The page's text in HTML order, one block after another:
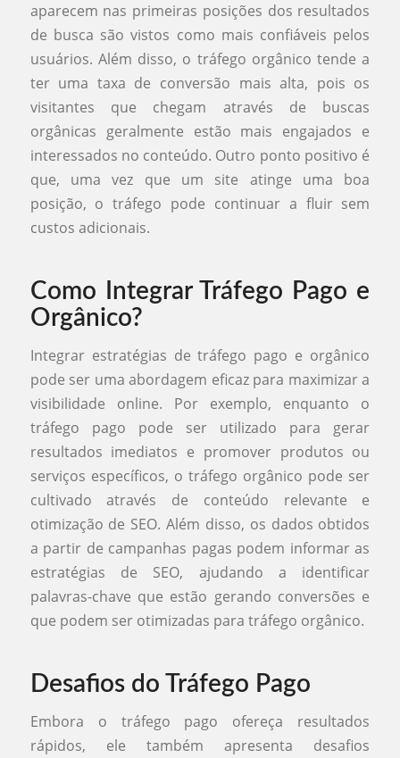
aparecem nas primeiras posições dos resultados
de busca são vistos como mais confiáveis pelos
usuários. Além disso, o tráfego orgânico tende a
ter uma taxa de conversão mais alta, pois os
visitantes que chegam através de buscas
orgânicas geralmente estão mais engajados e
interessados no conteúdo. Outro ponto positivo é
que, uma vez que um site atinge uma boa
posição, o tráfego pode continuar a fluir sem
custos adicionais.
Como Integrar Tráfego Pago e
Orgânico?
Integrar estratégias de tráfego pago e orgânico
pode ser uma abordagem eficaz para maximizar a
visibilidade online. Por exemplo, enquanto o
tráfego pago pode ser utilizado para gerar
resultados imediatos e promover produtos ou
serviços específicos, o tráfego orgânico pode ser
cultivado através de conteúdo relevante e
otimização de SEO. Além disso, os dados obtidos
a partir de campanhas pagas podem informar as
estratégias de SEO, ajudando a identificar
palavras-chave que estão gerando conversões e
que podem ser otimizadas para tráfego orgânico.
Desafios do Tráfego Pago
Embora o tráfego pago ofereça resultados
rápidos, ele também apresenta desafios